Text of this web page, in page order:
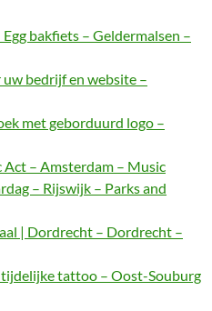
bakfiets – Geldermalsen –
bedrijf en website –
met geborduurd logo –
– Amsterdam – Music
– Rijswijk – Parks and
| Dordrecht – Dordrecht –
tijdelijke tattoo – Oost-Souburg